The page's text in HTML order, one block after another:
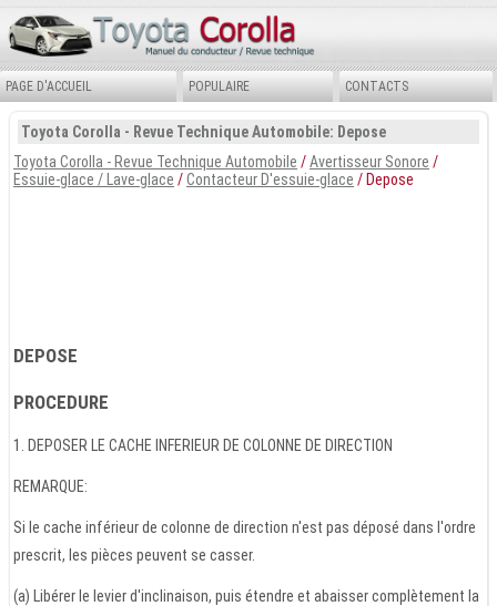
PAGE D'ACCUEIL POPULAIRE CONTACTS
Toyota Corolla - Revue Technique Automobile: Depose
Toyota Corolla - Revue Technique Automobile /Avertisseur Sonore /
Essuie-glace / Lave-glace /Contacteur D'essuie-glace / Depose
DEPOSE
PROCEDURE
1. DEPOSER LE CACHE INFERIEUR DE COLONNE DE DIRECTION
REMARQUE:
Si le cache inférieur de colonne de direction n'est pas déposé dans l'ordre
prescrit, les pièces peuvent se casser.
(a) Libérer le levier d'inclinaison, puis étendre et abaisser complètement la